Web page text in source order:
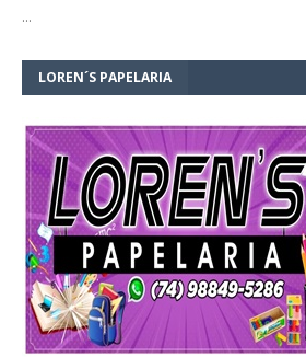
…
LOREN´S PAPELARIA